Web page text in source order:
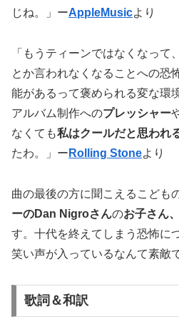
じね。」ーAppleMusicより
「もうティーンではなくなって、
とか言われなくなることへの恐
能があるって褒められる変な環
アルバム制作へのプレッシャー
なくても私はクールだと思われ
たわ。」ー Rolling Stoneより
曲の最後の方に聞こえるこども
ーのDan Nigroさんのお子さん、
す。十代を終えてしまう恐怖に
笑い声が入っているなんて素敵
歌詞＆和訳